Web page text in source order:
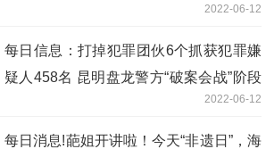
2022-06-12
每日信息：打掉犯罪团伙6个抓获犯罪嫌
疑人458名 昆明盘龙警方“破案会战”阶段
2022-06-12
每日消息!葩姐开讲啦！今天“非遗日”，海